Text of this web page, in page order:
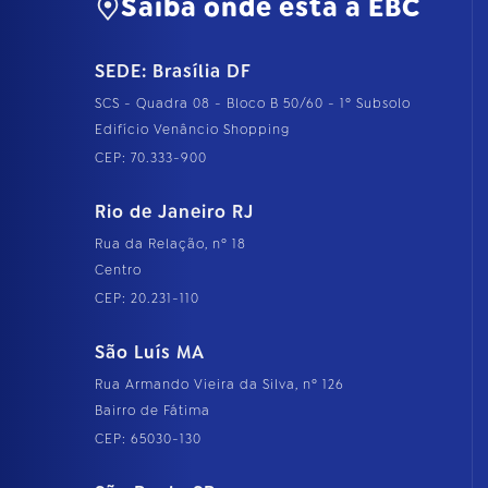
Saiba onde está a EBC
SEDE: Brasília DF
SCS - Quadra 08 - Bloco B 50/60 - 1º Subsolo
Edifício Venâncio Shopping
CEP: 70.333-900
Rio de Janeiro RJ
Rua da Relação, nº 18
Centro
CEP: 20.231-110
São Luís MA
Rua Armando Vieira da Silva, nº 126
Bairro de Fátima
CEP: 65030-130